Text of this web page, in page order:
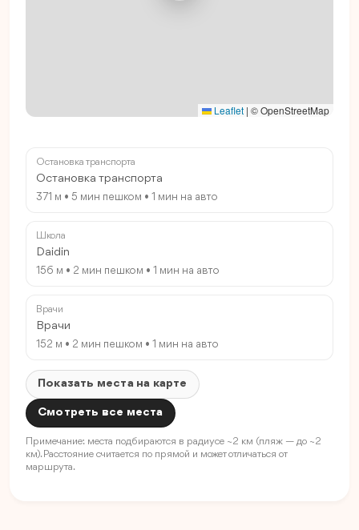
Leaflet | © OpenStreetMap
Остановка транспорта
Остановка транспорта
371 м • 5 мин пешком • 1 мин на авто
Школа
Daidin
156 м • 2 мин пешком • 1 мин на авто
Врачи
Врачи
152 м • 2 мин пешком • 1 мин на авто
Показать места на карте
Смотреть все места
Примечание: места подбираются в радиусе ~2 км (пляж — до ~2
км). Расстояние считается по прямой и может отличаться от
маршрута.